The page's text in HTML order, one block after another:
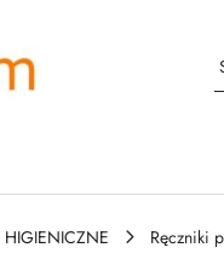
HIGIENICZNE Ręczniki